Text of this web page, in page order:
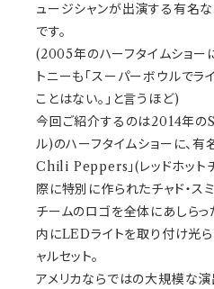
ュージシャンが出演する有名
です。
(2005年のハーフタイムショー
トニーも「スーパーボウルで
ことはない。」と言うほど)
今回ご紹介するのは2014年
ル)のハーフタイムショーに、
Chili Peppers」(レッドホット
際に特別に作られたチャド・スミ
チームのロゴを全体にあしらっ
内にLEDライトを取り付け光
ャルセット。
アメリカならではの大規模な演